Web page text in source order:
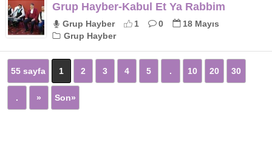
Grup Hayber-Kabul Et Ya Rabbim
Grup Hayber 1 0
18 Mayıs
Grup Hayber
55 sayfa 1 2 3 4 5 . 10 20 30
. » Son»